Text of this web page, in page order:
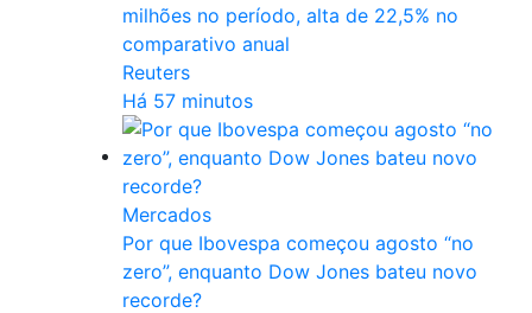
milhões no período, alta de 22,5% no
comparativo anual
Reuters
Há 57 minutos
Mercados
Por que Ibovespa começou agosto “no
zero”, enquanto Dow Jones bateu novo
recorde?